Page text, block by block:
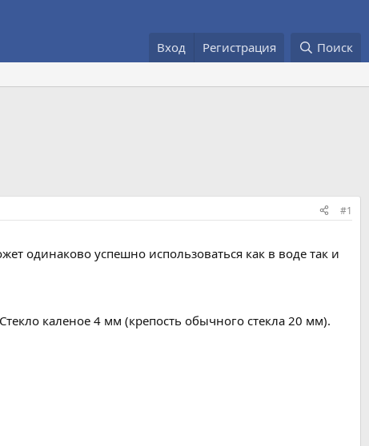
Вход Регистрация Поиск
#1
одинаково успешно использоваться как в воде так и
каленое 4 мм (крепость обычного стекла 20 мм).